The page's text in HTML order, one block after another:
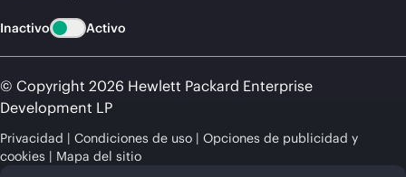
Inactivo Activo
© Copyright 2026 Hewlett Packard Enterprise
Development LP
Privacidad Condiciones de uso
Opciones de publicidad y
cookies
Mapa del sitio